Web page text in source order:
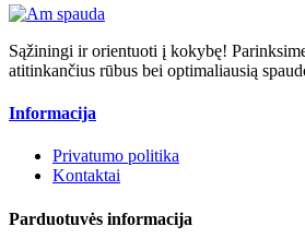
Sąžiningi ir orientuoti į kokybę!
atitinkančius rūbus bei optimaliausią
Informacija
Privatumo politika
Kontaktai
Parduotuvės informacija